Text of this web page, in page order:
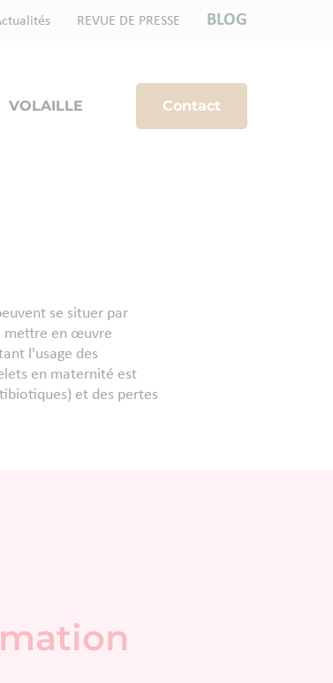
REVUE DE PRESSE BLOG
VOLAILLE Contact
se situer par
mettre en œuvre
l'usage des
en maternité est
et des pertes